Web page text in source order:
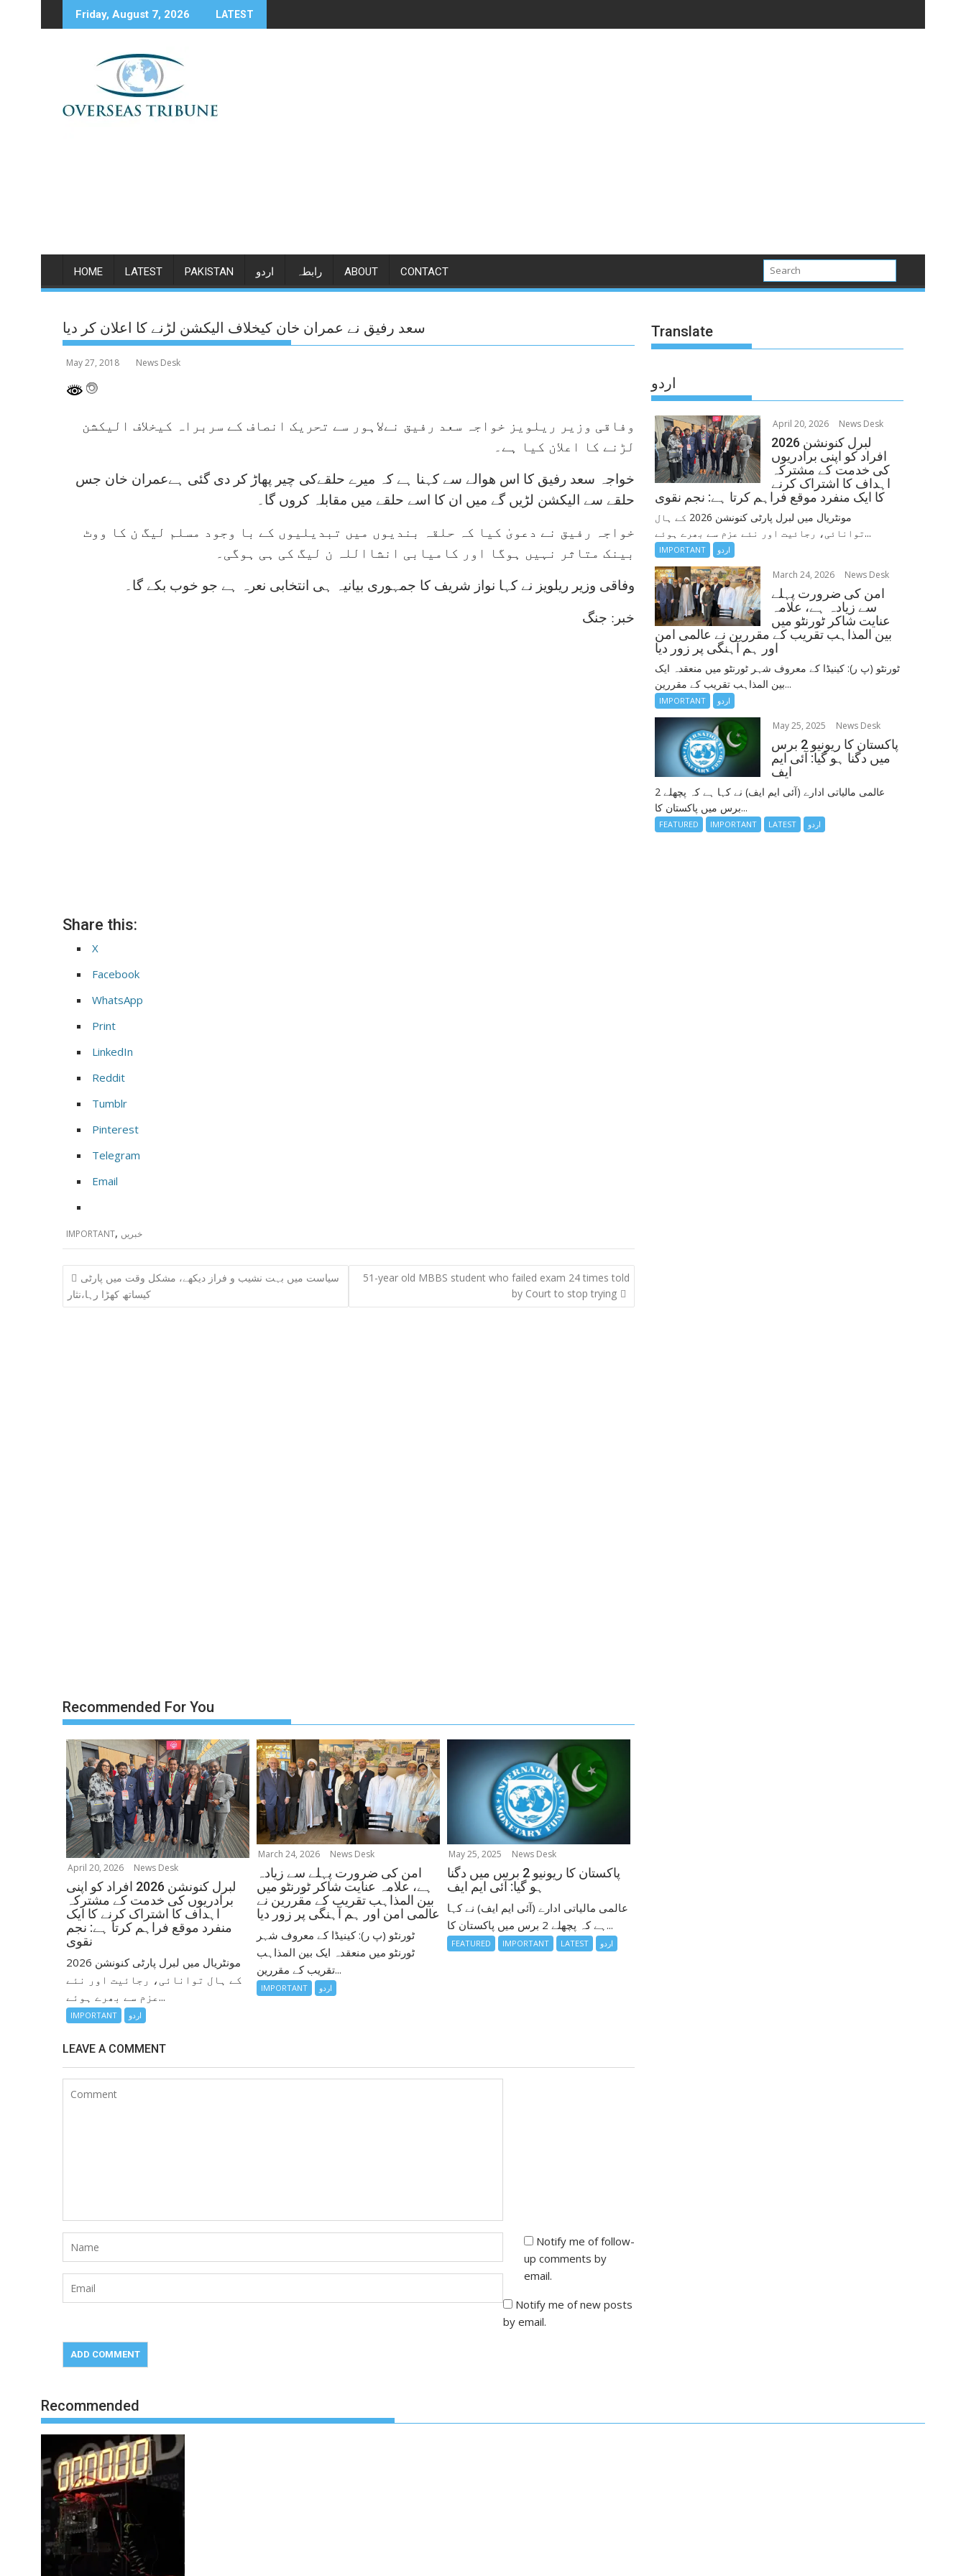
to
Friday, August 7, 2026 LATEST
HOME LATEST PAKISTAN اردو رابطہ ABOUT CONTACT
سعد رفیق نے عمران خان کیخلاف الیکشن لڑنے کا اعلان کر دیا
May 27, 2018 News Desk
وفاقی وزیر ریلویز خواجہ سعد رفیق نےلاہور سے تحریک انصاف کے سربراہ کیخلاف الیکشن
لڑنے کا اعلان کیا ہے۔
خواجہ سعد رفیق کا اس ھوالے سے کہنا ہے کہ میرے حلقےکی چیر پھاڑ کر دی گئی ہےعمران خان جس
حلقے سے الیکشن لڑیں گے میں ان کا اسے حلقے میں مقابلہ کروں گا۔
خواجہ رفیق نے دعویٰ کیا کہ حلقہ بندیوں میں تبدیلیوں کے با وجود مسلم لیگ ن کا ووٹ
بینک متاثر نہیں ہوگا اور کامیابی انشااللہ ن لیگ کی ہی ہوگی۔
وفاقی وزیر ریلویز نے کہا نواز شریف کا جمہوری بیانیہ ہی انتخابی نعرہ ہے جو خوب بکے گا۔
خبر: جنگ
Share this:
X
Facebook
WhatsApp
Print
LinkedIn
Reddit
Tumblr
Pinterest
Telegram
Email
IMPORTANT, خبریں
Post
navigation
سیاست میں بہت نشیب و فراز دیکھے، مشکل وقت میں پارٹی
کیساتھ کھڑا رہا،نثار
51-year old MBBS student who failed exam 24 times told
by Court to stop trying
Recommended For You
April 20, 2026 News Desk
لبرل کنونشن 2026 افراد کو اپنی
برادریوں کی خدمت کے مشترکہ
اہداف کا اشتراک کرنے کا ایک
منفرد موقع فراہم کرتا ہے: نجم
نقوی
مونٹریال میں لبرل پارٹی کنونشن 2026
کے ہال توانائی، رجائیت اور نئے
عزم سے بھرے ہوئے...
IMPORTANT اردو
March 24, 2026 News Desk
امن کی ضرورت پہلے سے زیادہ
ہے، علامہ عنایت شاکر ٹورنٹو میں
بین المذاہب تقریب کے مقررین نے
عالمی امن اور ہم آہنگی پر زور دیا
ٹورنٹو (پ ر): کینیڈا کے معروف شہر
ٹورنٹو میں منعقدہ ایک بین المذاہب
تقریب کے مقررین...
IMPORTANT اردو
May 25, 2025 News Desk
پاکستان کا ریونیو 2 برس میں دگنا
ہو گیا: آئی ایم ایف
عالمی مالیاتی ادارے (آئی ایم ایف) نے کہا
ہے کہ پچھلے 2 برس میں پاکستان کا...
FEATURED IMPORTANT LATEST اردو
LEAVE A COMMENT
Notify me of follow-
up comments by
email.
Notify me of new posts
by email.
Translate
اردو
April 20, 2026 News Desk
لبرل کنونشن 2026
افراد کو اپنی برادریوں
کی خدمت کے مشترکہ
اہداف کا اشتراک کرنے
کا ایک منفرد موقع فراہم کرتا ہے: نجم نقوی
مونٹریال میں لبرل پارٹی کنونشن 2026 کے ہال
توانائی، رجائیت اور نئے عزم سے بھرے ہوئے...
IMPORTANT اردو
March 24, 2026 News Desk
امن کی ضرورت پہلے
سے زیادہ ہے، علامہ
عنایت شاکر ٹورنٹو میں
بین المذاہب تقریب کے مقررین نے عالمی امن
اور ہم آہنگی پر زور دیا
ٹورنٹو (پ ر): کینیڈا کے معروف شہر ٹورنٹو میں منعقدہ ایک
بین المذاہب تقریب کے مقررین...
IMPORTANT اردو
May 25, 2025 News Desk
پاکستان کا ریونیو 2 برس
میں دگنا ہو گیا: آئی ایم
ایف
عالمی مالیاتی ادارے (آئی ایم ایف) نے کہا ہے کہ پچھلے 2
برس میں پاکستان کا...
FEATURED IMPORTANT LATEST اردو
Recommended